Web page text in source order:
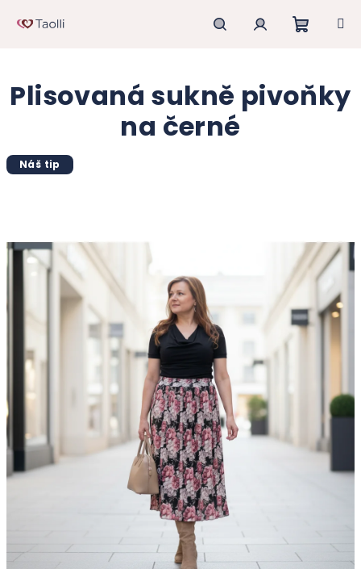
košík
Plisovaná sukně pivoňky
na černé
Náš tip